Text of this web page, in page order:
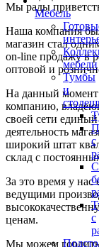
Мебель
мебели
Тумбы
и
с
с
Мы рады
Наша компания
магазин стал
on-line продажу в
оптовой и
На данный
компанию,
своей сети
деятельность
широкий штат
склад c
За это время у
ведущими
ценам.
Мы можем